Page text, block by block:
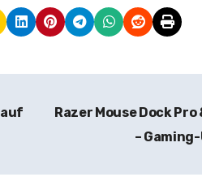
auf
Razer Mouse Dock
–